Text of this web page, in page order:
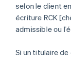
selon le client
écriture RCK
admissible ou
Si un titulaire